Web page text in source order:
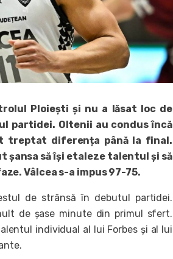
Ploiești și nu a lăsat loc de
partidei. Oltenii au condus încă
treptat diferența până la final.
șansa să își etaleze talentul și să
Vâlcea s-a impus 97-75.
de strânsă în debutul partidei.
de șase minute din primul sfert.
individual al lui Forbes și al lui